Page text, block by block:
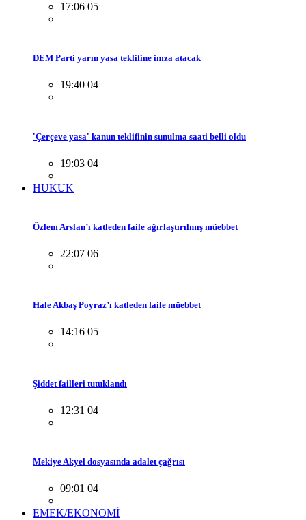
17:06 05
DEM Parti yarın yasa teklifine imza atacak
19:40 04
'Çerçeve yasa' kanun teklifinin sunulma saati belli oldu
19:03 04
HUKUK
Özlem Arslan’ı katleden faile ağırlaştırılmış müebbet
22:07 06
Hale Akbaş Poyraz’ı katleden faile müebbet
14:16 05
Şiddet failleri tutuklandı
12:31 04
Mekiye Akyel dosyasında adalet çağrısı
09:01 04
EMEK/EKONOMİ